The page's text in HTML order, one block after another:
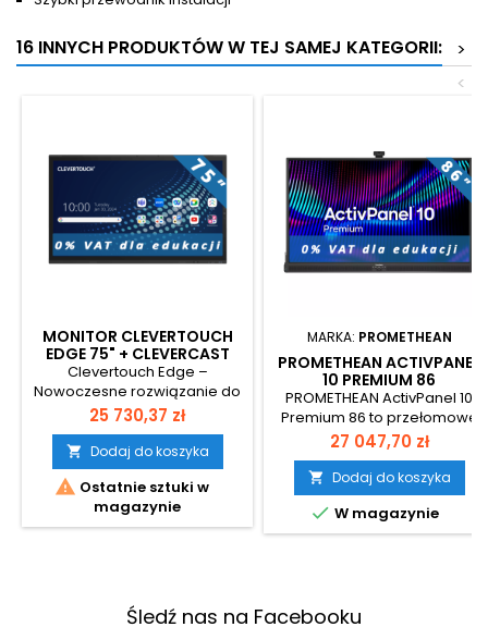
16 INNYCH PRODUKTÓW W TEJ SAMEJ KATEGORII:
>
<
MONITOR CLEVERTOUCH
EDGE 75" + CLEVERCAST
Clevertouch Edge –
Nowoczesne rozwiązanie do
sal konferencyjnych
Clevertouch Edge to
interaktywny monitor "all-in-
one", który integruje cyfrową
tablicę, zaawansowany
system audio, kamerę Sony
oraz intuicyjny interfejs
współpracę w środowisku
Cena
25 730,37 zł
 Dodaj do koszyka
 Ostatnie sztuki w
magazynie
MARKA: PROMETHEAN
PROMETHEAN ACTIVPANEL
10 PREMIUM 86
PROMETHEAN ActivPanel 10
Premium 86 to przełomowe
rozwiązanie, które redefiniuje
standardy nauczania i pracy
zespołowej. Łączy
intuicyjność tradycyjnej
tablicy z nowoczesnymi
możliwościami ekranu
modułowa konstrukcja
Cena
27 047,70 zł
 Dodaj do koszyka
 W magazynie
Śledź nas na Facebooku